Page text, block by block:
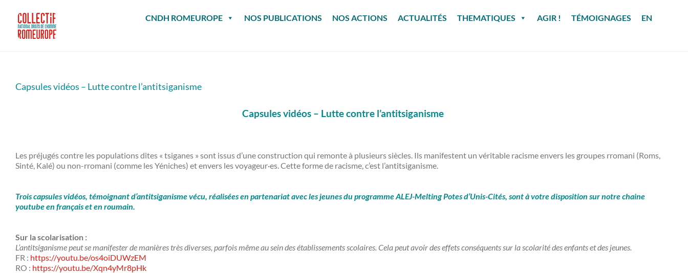
contenu
CNDH ROMEUROPE NOS PUBLICATIONS NOS ACTIONS ACTUALITÉS THEMATIQUES AGIR ! TÉMOIGNAGES EN
Capsules vidéos – Lutte contre l’antitsiganisme
Capsules vidéos – Lutte contre l’antitsiganisme
Les préjugés contre les populations dites « tsiganes » sont issus d’une construction qui remonte à plusieurs siècles. Ils manifestent un véritable racisme envers les groupes rromani (Roms,
Sinté, Kalé) ou non-rromani (comme les Yéniches) et envers les voyageur·es. Cette forme de racisme, c’est l’antitsiganisme.
Trois capsules vidéos, témoignant d’antitsiganisme vécu, réalisées en partenariat avec les jeunes du programme ALEJ-Melting Potes d’Unis-Cités, sont à votre disposition sur notre chaine
youtube en français et en roumain.
Sur la scolarisation :
L’antitsiganisme peut se manifester de manières très diverses, parfois même au sein des établissements scolaires. Cela peut avoir des effets conséquents sur la scolarité des enfants et des jeunes.
FR : https://youtu.be/os4oiDUWzEM
RO : https://youtu.be/Xqn4yMr8pHk